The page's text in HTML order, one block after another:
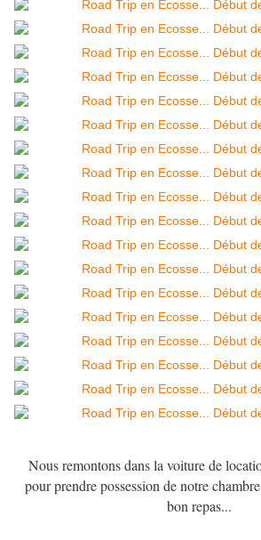
Nous remontons dans la voiture de
pour prendre possession de notre
bon repas...